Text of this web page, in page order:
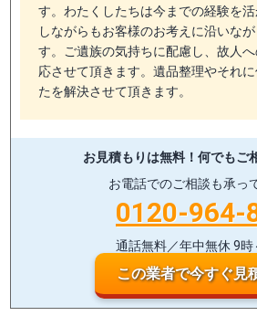
す。わたくしたちは今までの経験を
しながらもお客様のお考えに沿いな
す。ご遺族の気持ちに配慮し、故人
応させて頂きます。遺品整理やそれ
たを解決させて頂きます。
お見積もりは無料！ 何でもご
お電話でのご相談も承っ
0120-964-
通話無料／年中無休 9時
この業者で今すぐ見